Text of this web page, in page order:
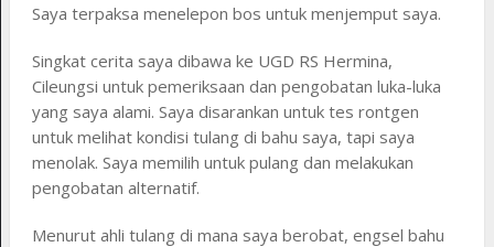
Saya terpaksa menelepon bos untuk menjemput saya.
Singkat cerita saya dibawa ke UGD RS Hermina,
Cileungsi untuk pemeriksaan dan pengobatan luka-luka
yang saya alami. Saya disarankan untuk tes rontgen
untuk melihat kondisi tulang di bahu saya, tapi saya
menolak. Saya memilih untuk pulang dan melakukan
pengobatan alternatif.
Menurut ahli tulang di mana saya berobat, engsel bahu